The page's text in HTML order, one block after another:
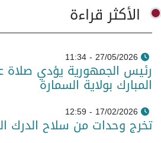
الأكثر قراءة
27/05/2026 - 11:34
رئيس الجمهورية يؤدي صلاة
المبارك بولاية السمارة
17/02/2026 - 12:59
تخرج وحدات من سلاح الدرك